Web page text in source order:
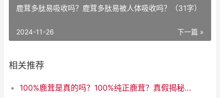
鹿茸多肽易吸收吗？鹿茸多肽易被人体吸收吗？（31字）
下一篇 »
2024-11-26
相关推荐
100%鹿茸是真的吗？100%纯正鹿茸？真假揭秘！